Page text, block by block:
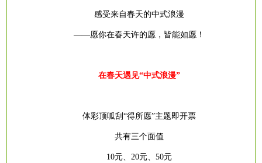
感受来自春天的中式浪漫
——愿你在春天许的愿，皆能如愿！
在春天遇见“中式浪漫”
体彩顶呱刮 “得所愿”主题即开票
共有三个面值
10元、20元、50元